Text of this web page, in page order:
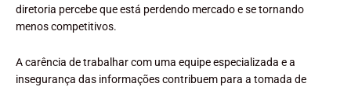
diretoria percebe que está perdendo mercado e se tornando
menos competitivos.
A carência de trabalhar com uma equipe especializada e a
insegurança das informações contribuem para a tomada de